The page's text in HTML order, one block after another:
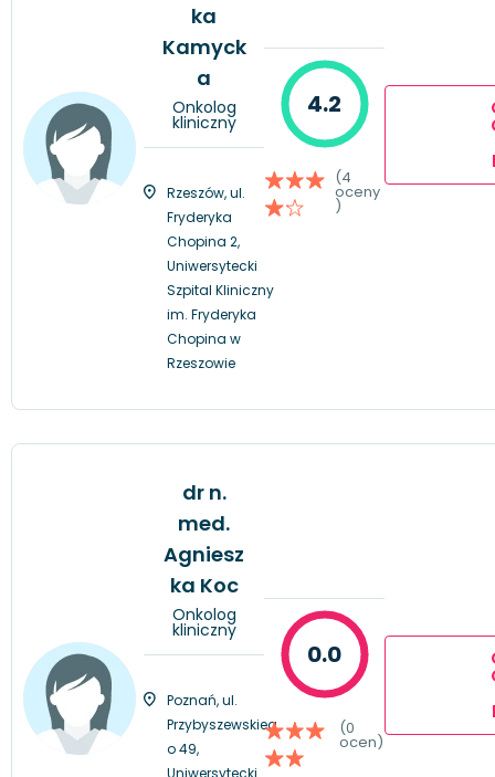
ka
Kamyck
a
Onkolog
kliniczny
Rzeszów, ul.
Fryderyka
Chopina 2,
Uniwersytecki
Szpital Kliniczny
im. Fryderyka
Chopina w
Rzeszowie
4.2
(4
oceny
)
dr n.
med.
Agniesz
ka Koc
Onkolog
kliniczny
Poznań, ul.
Przybyszewskieg
o 49,
Uniwersytecki
0.0
(0
ocen)